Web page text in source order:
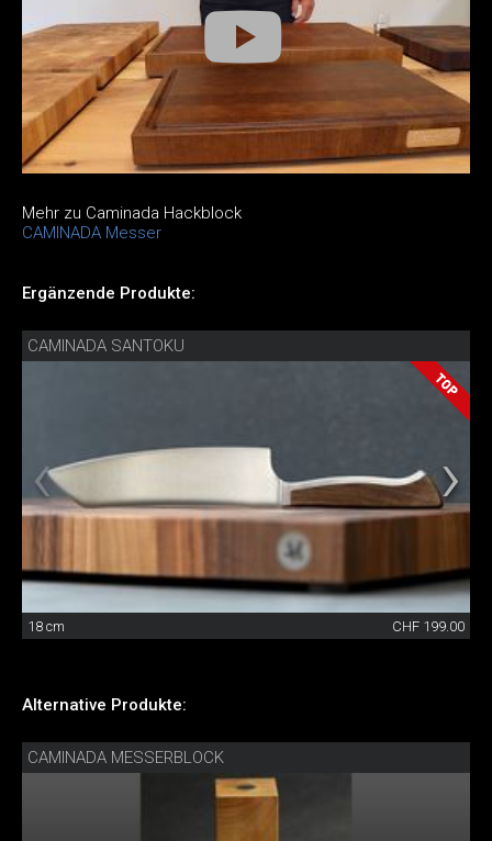
Mehr zu Caminada Hackblock
CAMINADA Messer
Ergänzende Produkte:
CAMINADA SANTOKU
18 cm CHF 199.00
Alternative Produkte:
CAMINADA MESSERBLOCK